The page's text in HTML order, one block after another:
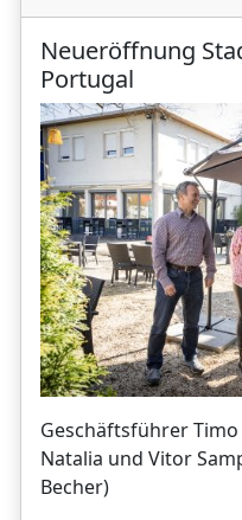
Neueröffnung
Portugal
Geschäftsführer
Natalia und Vitor
Becher)